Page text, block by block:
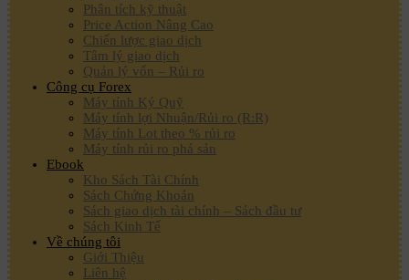
Phân tích kỹ thuật
Price Action Nâng Cao
Chiến lược giao dịch
Tâm lý giao dịch
Quản lý vốn – Rủi ro
Công cụ Forex
Máy tính Ký Quỹ
Máy tính lợi Nhuận/Rủi ro (R:R)
Máy tính Lot theo % rủi ro
Máy tính rủi ro phá sản
Ebook
Kho Sách Tài Chính
Sách Chứng Khoán
Sách giao dịch tài chính – Sách đầu tư
Sách Kinh Tế
Về chúng tôi
Giới Thiệu
Liên hệ